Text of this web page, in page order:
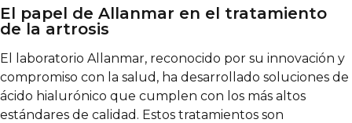
El papel de Allanmar en el tratamiento
de la artrosis
El laboratorio Allanmar, reconocido por su innovación y
compromiso con la salud, ha desarrollado soluciones de
ácido hialurónico que cumplen con los más altos
estándares de calidad. Estos tratamientos son